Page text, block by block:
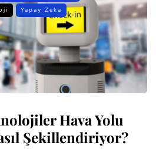
Yapay Zeka
Hava Yolu
Şekillendiriyor?